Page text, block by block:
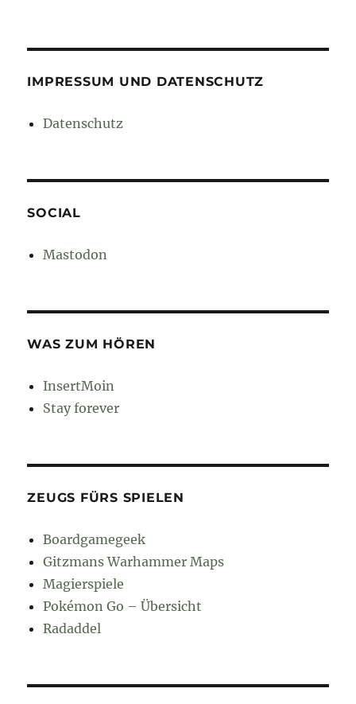
IMPRESSUM UND DATENSCHUTZ
Datenschutz
SOCIAL
Mastodon
WAS ZUM HÖREN
InsertMoin
Stay forever
ZEUGS FÜRS SPIELEN
Boardgamegeek
Gitzmans Warhammer Maps
Magierspiele
Pokémon Go – Übersicht
Radaddel